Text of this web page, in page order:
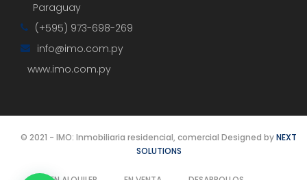
Paraguay
(+595) 973-698-269
info@imo.com.py
www.imo.com.py
© 2021 - IMO: Inmobiliaria residencial, comercial Designed byNEXT
SOLUTIONS